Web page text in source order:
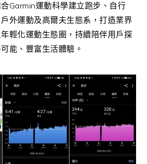
Garmin運動科學建立跑步、自行
外運動及高爾夫生態系，打造業界
輕化運動生態圈，持續陪伴用戶探
能、豐富生活體驗。